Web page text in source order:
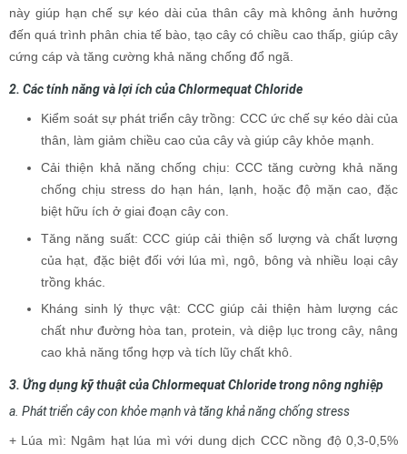
này giúp hạn chế sự kéo dài của thân cây mà không ảnh hưởng
đến quá trình phân chia tế bào, tạo cây có chiều cao thấp, giúp cây
cứng cáp và tăng cường khả năng chống đổ ngã.
2. Các tính năng và lợi ích của Chlormequat Chloride
Kiểm soát sự phát triển cây trồng: CCC ức chế sự kéo dài của
thân, làm giảm chiều cao của cây và giúp cây khỏe mạnh.
Cải thiện khả năng chống chịu: CCC tăng cường khả năng
chống chịu stress do hạn hán, lạnh, hoặc độ mặn cao, đặc
biệt hữu ích ở giai đoạn cây con.
Tăng năng suất: CCC giúp cải thiện số lượng và chất lượng
của hạt, đặc biệt đối với lúa mì, ngô, bông và nhiều loại cây
trồng khác.
Kháng sinh lý thực vật: CCC giúp cải thiện hàm lượng các
chất như đường hòa tan, protein, và diệp lục trong cây, nâng
cao khả năng tổng hợp và tích lũy chất khô.
3. Ứng dụng kỹ thuật của Chlormequat Chloride trong nông nghiệp
a. Phát triển cây con khỏe mạnh và tăng khả năng chống stress
+ Lúa mì: Ngâm hạt lúa mì với dung dịch CCC nồng độ 0,3-0,5%